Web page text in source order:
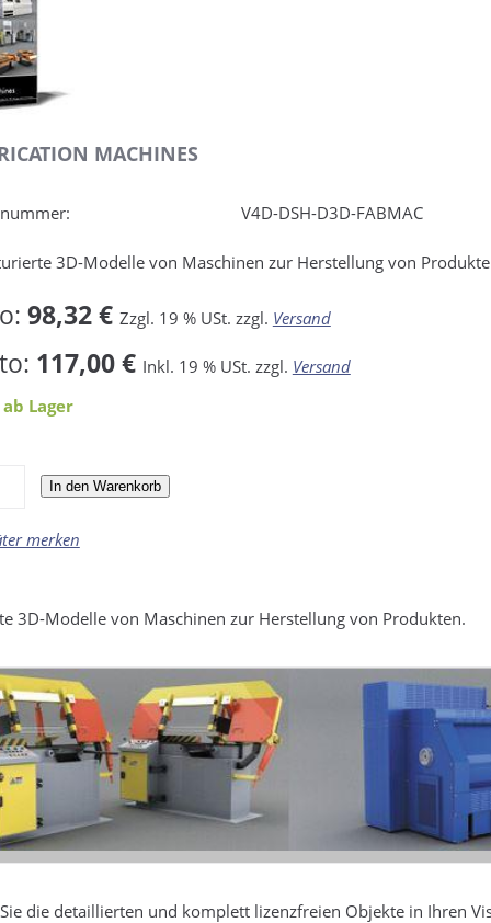
MACHINES
V4D-DSH-D3D-FABMAC
3D-Modelle von Maschinen zur Herstellung von
98,32 € Zzgl. 19 % USt. zzgl. Versand
117,00 € Inkl. 19 % USt. zzgl. Versand
Lager
In den Warenkorb
merken
3D-Modelle von Maschinen zur Herstellung von Produkten.
die detaillierten und komplett lizenzfreien Objekte in Ihren